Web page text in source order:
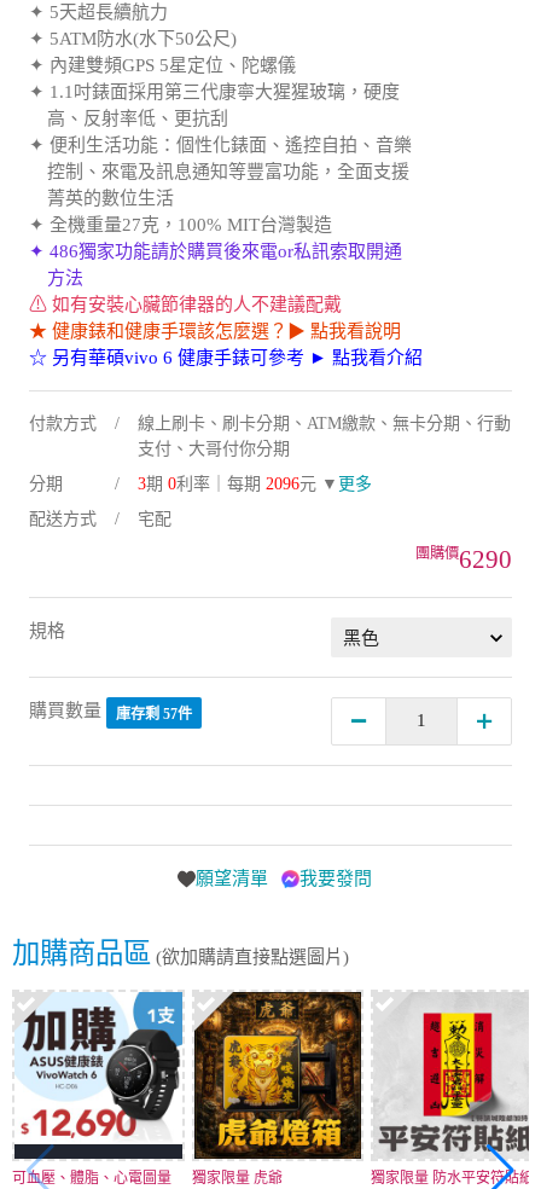
✦ 5天超長續航力
✦ 5ATM防水(水下50公尺)
✦ 內建雙頻GPS 5星定位、陀螺儀
✦ 1.1吋錶面採用第三代康寧大猩猩玻璃，硬度
高、反射率低、更抗刮
✦ 便利生活功能：個性化錶面、遙控自拍、音樂
控制、來電及訊息通知等豐富功能，全面支援
菁英的數位生活
✦ 全機重量27克，100% MIT台灣製造
✦ 486獨家功能請於購買後來電or私訊索取開通
方法
⚠ 如有安裝心臟節律器的人不建議配戴
★ 健康錶和健康手環該怎麼選？▶ 點我看說明
☆ 另有華碩vivo 6 健康手錶可參考 ► 點我看介紹
付款方式
線上刷卡、刷卡分期、ATM繳款、無卡分期、行動
支付、大哥付你分期
分期
3期 0利率｜每期 2096元 ▼ 更多
配送方式
宅配
6290
規格
購買數量 庫存剩 57件
願望清單 我要發問
加購商品區 (欲加購請直接點選圖片)
可血壓、體脂、心電圖量
獨家限量 虎爺 獨家限量 防水平安符貼紙